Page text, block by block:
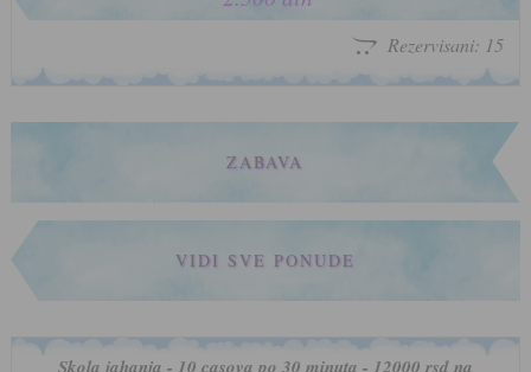
Rezervisani: 15
ZABAVA
VIDI SVE PONUDE
Skola jahanja - 10 casova po 30 minuta - 12000 rsd na